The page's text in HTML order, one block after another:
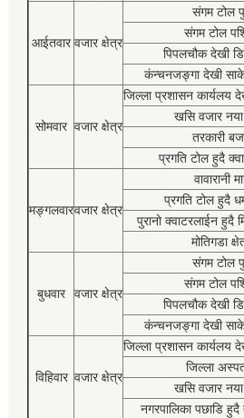
आईतवार वजार क्षेत्र
संगम टोल
संगम टोल
पिपलचौक देखी
कंन्चनजङ्गा देखी
सोमवार वजार क्षेत्र
जिल्ला प्रशासन कार्यलय
खसि वजार
तरकारी
प्रगति टोल हुदै
मङ्गलवारवजार क्षेत्र
वावारानी
प्रगति टोल हुदै
पुरानो क्वाटरलाईन हुदै
मोतिगडा
बुधवार वजार क्षेत्र
संगम टोल
संगम टोल
पिपलचौक देखी
कंन्चनजङ्गा देखी
विहिवार वजार क्षेत्र
जिल्ला प्रशासन कार्यलय
जिल्ला
खसि वजार
नगरपालिका पछाडि हुदै